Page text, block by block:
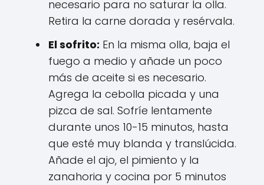
necesario para no saturar la olla.
Retira la carne dorada y resérvala.
El sofrito: En la misma olla, baja el
fuego a medio y añade un poco
más de aceite si es necesario.
Agrega la cebolla picada y una
pizca de sal. Sofríe lentamente
durante unos 10-15 minutos, hasta
que esté muy blanda y translúcida.
Añade el ajo, el pimiento y la
zanahoria y cocina por 5 minutos